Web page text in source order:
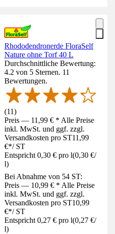
Rhododendronerde FloraSelf
Nature ohne Torf 40 L
Durchschnittliche Bewertung:
4.2 von 5 Sternen. 11
Bewertungen.
(11)
Preis — 11,99 € * Alle Preise
inkl. MwSt. und ggf. zzgl.
Versandkosten pro ST11,99
€*/ ST
Entspricht 0,30 € pro l(0,30 €/
l)
Bei Abnahme von 54 ST:
Preis — 10,99 € * Alle Preise
inkl. MwSt. und ggf. zzgl.
Versandkosten pro ST10,99
€*/ ST
Entspricht 0,27 € pro l(0,27 €/
l)